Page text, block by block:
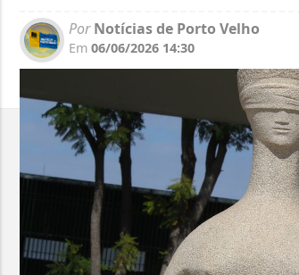
PorNotícias de Porto Velho
Em 06/06/2026 14:30